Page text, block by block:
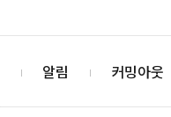
알림 커밍아웃